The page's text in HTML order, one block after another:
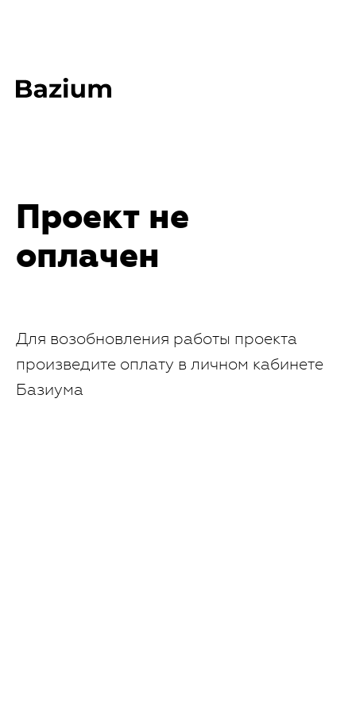
Проект не
оплачен
Для возобновления работы проекта
произведите оплату в личном кабинете
Базиума